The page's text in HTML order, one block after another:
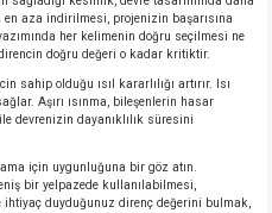
aza indirilmesi, projenizin başarısına
her kelimenin doğru seçilmesi ne
doğru değeri o kadar kritiktir.
sahip olduğu ısıl kararlılığı artırır. Isı
Aşırı ısınma, bileşenlerin hasar
devrenizin dayanıklılık süresini
için uygunluğuna bir göz atın.
bir yelpazede kullanılabilmesi,
duyduğunuz direnç değerini bulmak,